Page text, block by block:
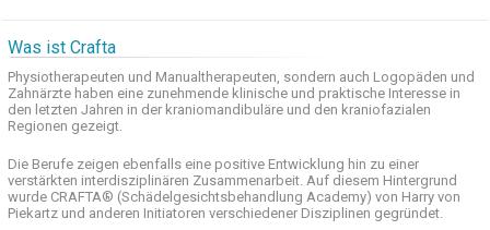
Was ist Crafta
Physiotherapeuten und Manualtherapeuten, sondern auch Logopäden und
Zahnärzte haben eine zunehmende klinische und praktische Interesse in
den letzten Jahren in der kraniomandibuläre und den kraniofazialen
Regionen gezeigt.
Die Berufe zeigen ebenfalls eine positive Entwicklung hin zu einer
verstärkten interdisziplinären Zusammenarbeit. Auf diesem Hintergrund
wurde CRAFTA® (Schädelgesichtsbehandlung Academy) von Harry von
Piekartz und anderen Initiatoren verschiedener Disziplinen gegründet.